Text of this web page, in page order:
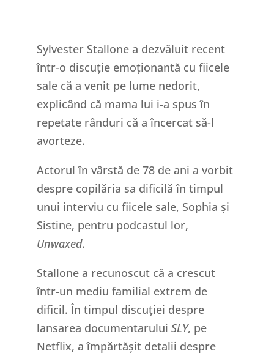
Sylvester Stallone a dezvăluit recent
într-o discuție emoționantă cu fiicele
sale că a venit pe lume nedorit,
explicând că mama lui i-a spus în
repetate rânduri că a încercat să-l
avorteze.
Actorul în vârstă de 78 de ani a vorbit
despre copilăria sa dificilă în timpul
unui interviu cu fiicele sale, Sophia și
Sistine, pentru podcastul lor,
Unwaxed.
Stallone a recunoscut că a crescut
într-un mediu familial extrem de
dificil. În timpul discuției despre
lansarea documentarului SLY, pe
Netflix, a împărtășit detalii despre